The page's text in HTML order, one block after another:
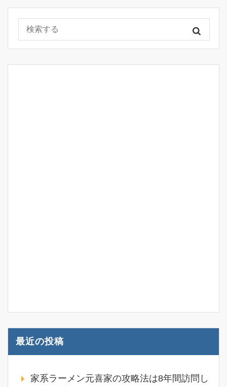
最近の投稿
家系ラーメン元喜家の攻略法は8年間訪問し